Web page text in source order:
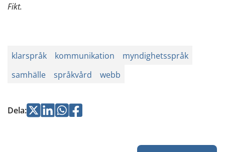
Fikt.
klarspråk kommunikation
myndighetsspråk
samhälle
språkvård webb
Dela:Jaa Jaa Jaa
Jaa